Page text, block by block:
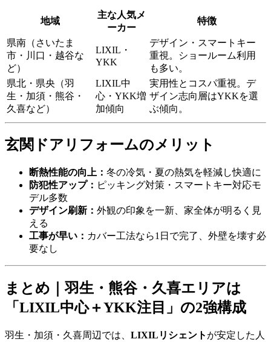
地域
主な人気メ
ーカー
特徴
県南（さいたま
市・川口・越谷な
ど）
LIXIL・
YKK
デザイン・スマートキー
重視。ショールーム利用
も多い。
県北・県央（羽
生・加須・熊谷・
久喜など）
LIXIL中
心・YKK増
加傾向
実用性とコスパ重視。デ
ザイン志向層はYKKを選
ぶ傾向。
玄関ドアリフォームのメリット
断熱性能の向上： 冬の冷気・夏の熱気を軽減し快適に
防犯性アップ： ピッキング対策・スマートキー対応モ
デル多数
デザイン刷新： 外観の印象を一新、家全体が明るく見
える
工事が早い： カバー工法なら1日で完了、外壁を壊す必
要なし
まとめ｜羽生・熊谷・久喜エリアは
「LIXIL中心＋YKK注目」の2強構成
羽生・加須・久喜周辺では、 LIXILリシェント が安定した人